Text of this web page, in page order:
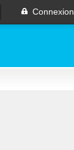
Connexion